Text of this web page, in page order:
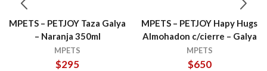
MPETS – PETJOY Taza Galya
– Naranja 350ml
MPETS
$295
MPETS – PETJOY Hapy Hugs
Almohadon c/cierre – Galya
MPETS
$650